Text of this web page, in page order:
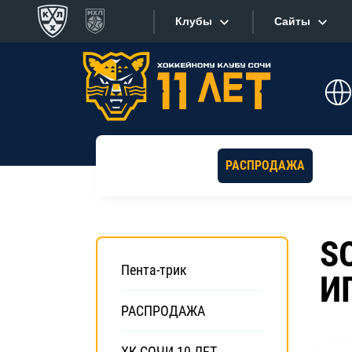
Клубы
Конференция «Запад»
Дивизион Боброва
Спартак
ХК Сочи
Сайты
Сайты
Хайлайты
Интернет-
Фотобанк
РАСПРОДАЖА
Пента-трик
РАСПРОДАЖА